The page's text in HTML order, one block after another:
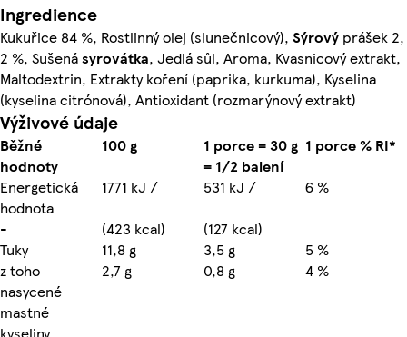
Ingredience
Kukuřice 84 %, Rostlinný olej (slunečnicový), Sýrový prášek 2,
2 %, Sušenásyrovátka, Jedlá sůl, Aroma, Kvasnicový extrakt,
Maltodextrin, Extrakty koření (paprika, kurkuma), Kyselina
(kyselina citrónová), Antioxidant (rozmarýnový extrakt)
Výživové údaje
Běžné
hodnoty
100 g
1 porce = 30 g
= 1/2 balení
1 porce % RI*
Energetická
hodnota
1771 kJ / 531 kJ /
6 %
-
(423 kcal)
(127 kcal)
Tuky
11,8 g 3,5 g
5 %
z toho
nasycené
mastné
kyseliny
2,7 g 0,8 g 4 %